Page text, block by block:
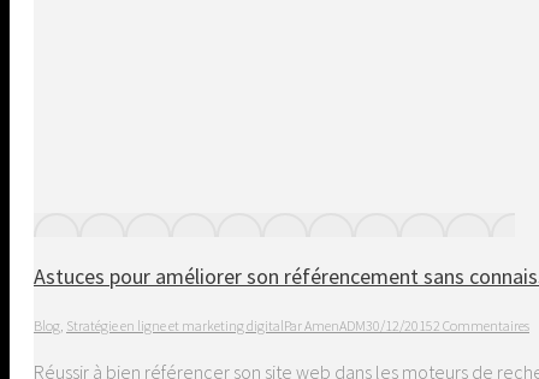
Astuces pour améliorer son référencement sans
Blog Stratégie en ligne et marketing digitalParAmenADM30/12/20152 Commentaires
Réussir à bien référencer son site web dans les moteurs de